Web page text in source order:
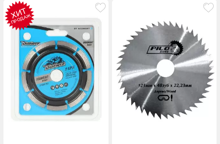
ХИТ
ПРОДАЖ